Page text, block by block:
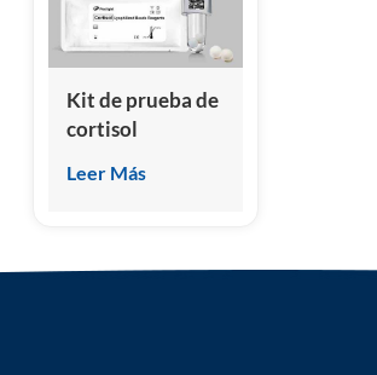
Kit de prueba de
cortisol
de
Leer Más